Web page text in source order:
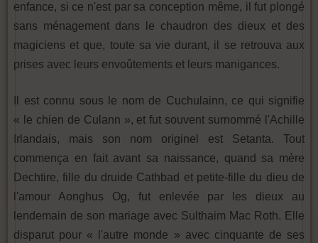
enfance, si ce n'est par sa conception même, il fut plongé
sans ménagement dans le chaudron des dieux et des
magiciens et que, toute sa vie durant, il se retrouva aux
prises avec leurs envoûtements et leurs manigances.
Il est connu sous le nom de Cuchulainn, ce qui signifie
« le chien de Culann », et fut souvent surnommé l'Achille
Irlandais, mais son nom originel est Setanta. Tout
commença en fait avant sa naissance, quand sa mère
Dechtire, fille du druide Cathbad et petite-fille du dieu de
l'amour Aonghus Og, fut enlevée par les dieux au
lendemain de son mariage avec Sulthaim Mac Roth. Elle
disparut pour « l'autre monde » avec cinquante de ses